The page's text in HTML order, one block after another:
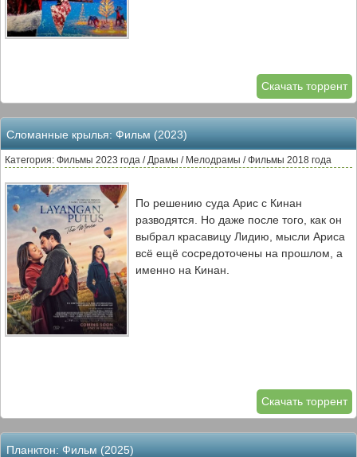
Скачать торрент
Сломанные крылья: Фильм (2023)
Категория: Фильмы 2023 года / Драмы / Мелодрамы / Фильмы 2018 года
По решению суда Арис с Кинан
разводятся. Но даже после того, как он
выбрал красавицу Лидию, мысли Ариса
всё ещё сосредоточены на прошлом, а
именно на Кинан.
Скачать торрент
Планктон: Фильм (2025)